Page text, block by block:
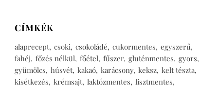
CÍMKÉK
alaprecept csoki csokoládé cukormentes egyszerű
fahéj főzés nélkül főétel fűszer gluténmentes gyors
gyümölcs húsvét kakaó karácsony keksz kelt tészta
kisétkezés krémsajt laktózmentes lisztmentes